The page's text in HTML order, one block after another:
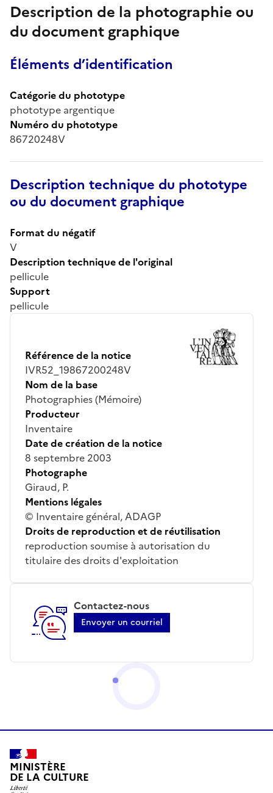
Description de la photographie ou
du document graphique
Éléments d’identification
Catégorie du phototype
phototype argentique
Numéro du phototype
86720248V
Description technique du phototype
ou du document graphique
Format du négatif
V
Description technique de l'original
pellicule
Support
pellicule
Référence de la notice
IVR52_19867200248V
Nom de la base
Photographies (Mémoire)
Producteur
Inventaire
Date de création de la notice
8 septembre 2003
Photographe
Giraud, P.
Mentions légales
© Inventaire général, ADAGP
Droits de reproduction et de réutilisation
reproduction soumise à autorisation du
titulaire des droits d'exploitation
Contactez-nous
Envoyer un courriel
MINISTÈRE
DE LA CULTURE